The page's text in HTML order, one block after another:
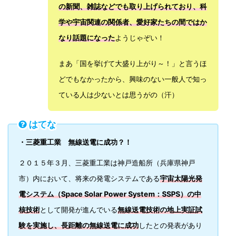
の新聞、雑誌などでも取り上げられており、科
学や宇宙関連の関係者、愛好家たちの間ではか
なり話題になったようじゃぞい！
まあ「国を挙げて大盛り上がり～！」 と言うほ
どでもなかったから、興味のない一般人で知っ
ている人は少ないとは思うがの（汗）
はてな
・三菱重工業 無線送電に成功？！
２０１５年３月、三菱重工業は神戸造船所（兵庫県神戸
市）内において、将来の発電システムである宇宙太陽光発
電システム（Space Solar Power System：SSPS）の中
核技術として開発が進んでいる無線送電技術の地上実証試
験を実施し、長距離の無線送電に成功したとの発表があり